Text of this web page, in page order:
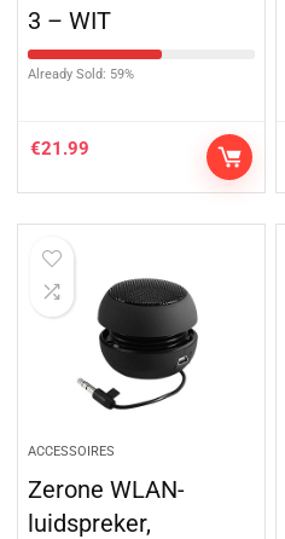
3 – WIT
Already Sold: 59%
€21.99
ACCESSOIRES
Zerone WLAN-
luidspreker,